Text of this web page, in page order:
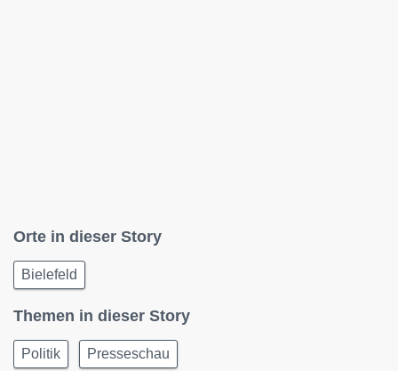
Orte in dieser Story
Bielefeld
Themen in dieser Story
Politik Presseschau